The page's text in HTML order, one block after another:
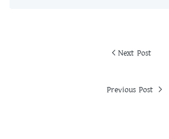
Next Post
Previous Post